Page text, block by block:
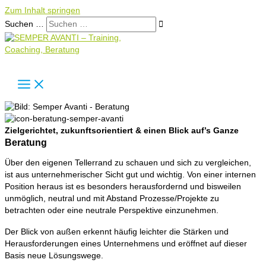
Zum Inhalt springen
Suchen …
Zielgerichtet, zukunftsorientiert & einen Blick auf’s Ganze​
Beratung
Über den eigenen Tellerrand zu schauen und sich zu vergleichen,
ist aus unternehmerischer Sicht gut und wichtig. Von einer internen
Position heraus ist es besonders herausfordernd und bisweilen
unmöglich, neutral und mit Abstand Prozesse/Projekte zu
betrachten oder eine neutrale Perspektive einzunehmen.
Der Blick von außen erkennt häufig leichter die Stärken und
Herausforderungen eines Unternehmens und eröffnet auf dieser
Basis neue Lösungswege.